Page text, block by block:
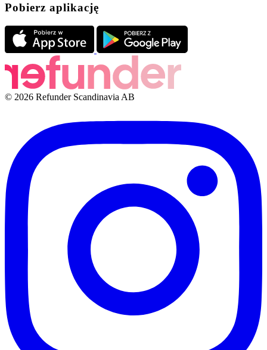
Pobierz aplikację
© 2026 Refunder Scandinavia AB